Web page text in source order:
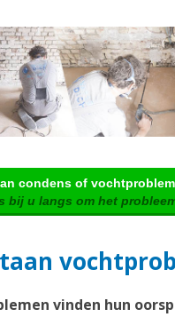
condens of
bij u langs om het
vinden hun